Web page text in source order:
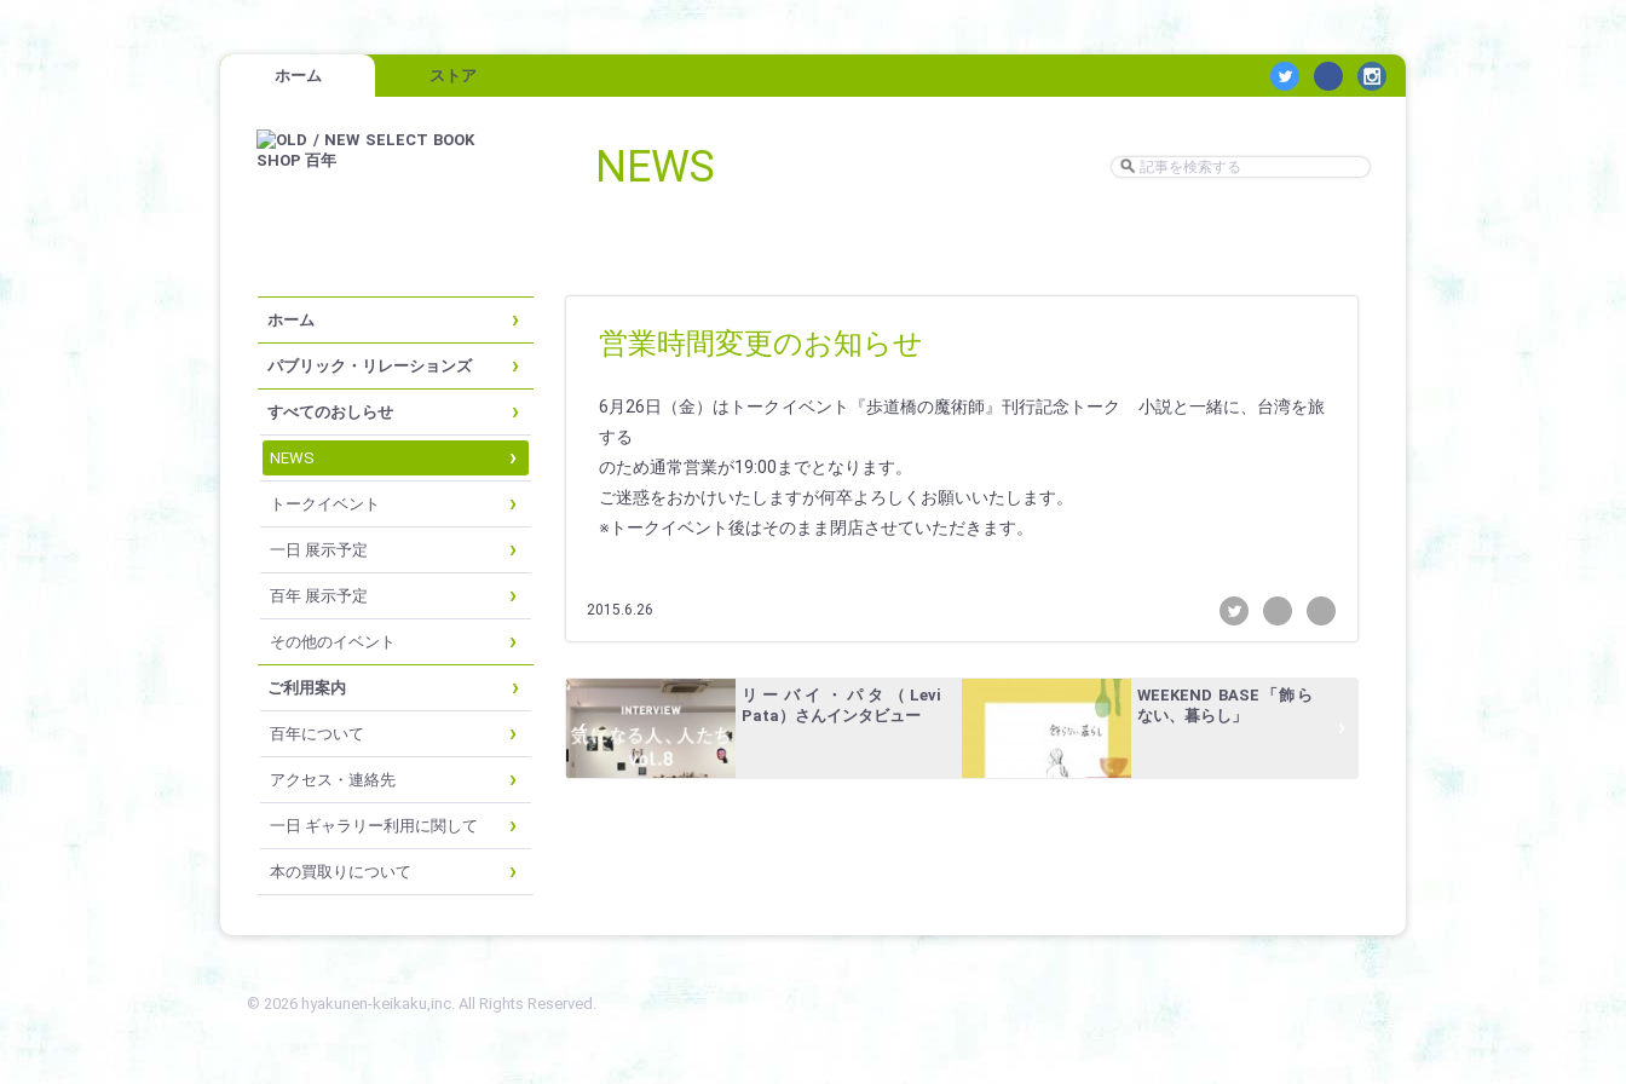
ホーム ストア
NEWS
ホーム
パブリック・リレーションズ
すべてのおしらせ
NEWS
トークイベント
一日 展示予定
百年 展示予定
その他のイベント
ご利用案内
百年について
アクセス・連絡先
一日 ギャラリー利用に関して
本の買取りについて
営業時間変更のお知らせ
6月26日（金）はトークイベント『歩道橋の魔術師』刊行記念トーク 小説と一緒に、台湾を旅
する
のため通常営業が19:00までとなります。
ご迷惑をおかけいたしますが何卒よろしくお願いいたします。
※トークイベント後はそのまま閉店させていただきます。
2015.6.26
リーバイ・パタ（Levi
Pata）さんインタビュー
WEEKEND BASE「飾ら
ない、暮らし」
© 2026 hyakunen-keikaku,inc. All Rights Reserved.